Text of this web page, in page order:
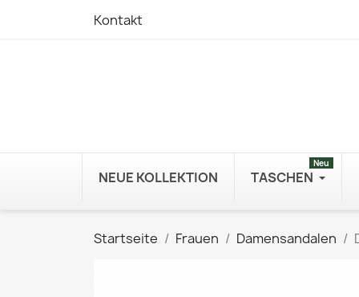
Kontakt
NEUE KOLLEKTION TASCHEN
Neu
Startseite Frauen Damensandalen